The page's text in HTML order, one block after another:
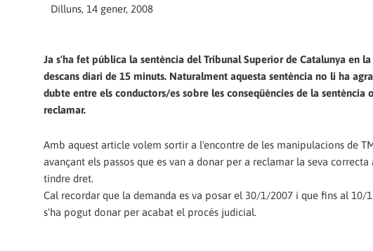
Dilluns, 14 gener, 2008
Ja s'ha fet pública la sentència del Tribunal Superior de Catalunya en
descans diari de 15 minuts. Naturalment aquesta sentència no li ha
dubte entre els conductors/es sobre les conseqüències de la
reclamar.
Amb aquest article volem sortir a l'encontre de les manipulacions de
avançant els passos que es van a donar per a reclamar la seva
tindre dret.
Cal recordar que la demanda es va posar el 30/1/2007 i que fins al
s'ha pogut donar per acabat el procés judicial.